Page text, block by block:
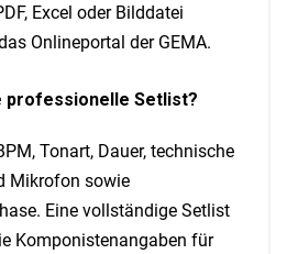
Excel oder Bilddatei
Onlineportal der GEMA.
professionelle Setlist?
Tonart, Dauer, technische
Mikrofon sowie
Eine vollständige Setlist
Komponistenangaben für